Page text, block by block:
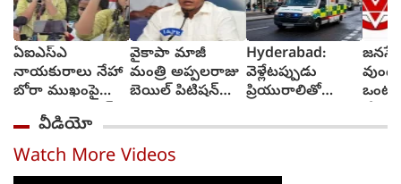
ఏఐఎస్ఎ
నాయకురాలు నేహా
బోరా ముఖంపై
సిరా, ఇది జంతర్
మంతర్ కాదంటూ...
వైకాపా మాజీ
మంత్రి అప్పలరాజు
బెయిల్ పిటిషన్‌
Hyderabad:
వెళ్లేటప్పుడు
ప్రియురాలితో
వచ్చేటప్పుడు
చీఫ్
వీడియో
Watch More Videos